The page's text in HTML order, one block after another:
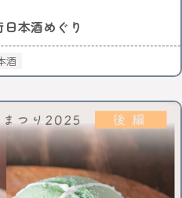
記念公園
サイエンス
井市 西国分寺
高尾
ぇ
定食
企業
地域活性化
とんがらしフェスタ
ョン 模様替え
食器
パンまつり
桜
ル
吉祥寺 本
古本
本酒めぐり
酒